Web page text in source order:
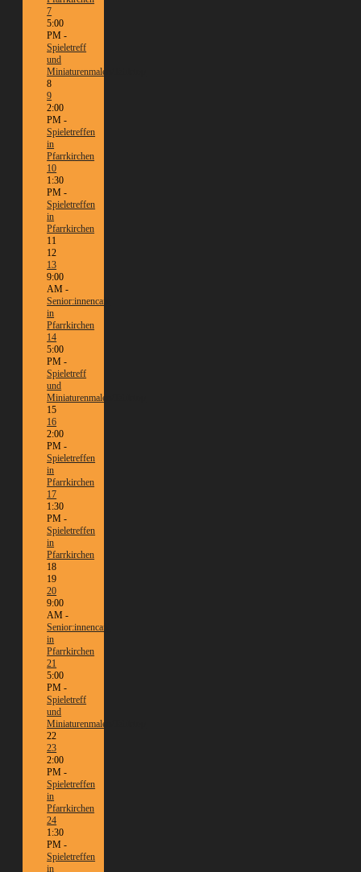
7
5:00
PM -
Spieletreff
und
Miniaturenmalen/Tabletop
8
9
2:00
PM -
Spieletreffen
in
Pfarrkirchen
10
1:30
PM -
Spieletreffen
in
Pfarrkirchen
11
12
13
9:00
AM -
Senior:innencafé
in
Pfarrkirchen
14
5:00
PM -
Spieletreff
und
Miniaturenmalen/Tabletop
15
16
2:00
PM -
Spieletreffen
in
Pfarrkirchen
17
1:30
PM -
Spieletreffen
in
Pfarrkirchen
18
19
20
9:00
AM -
Senior:innencafé
in
Pfarrkirchen
21
5:00
PM -
Spieletreff
und
Miniaturenmalen/Tabletop
22
23
2:00
PM -
Spieletreffen
in
Pfarrkirchen
24
1:30
PM -
Spieletreffen
in